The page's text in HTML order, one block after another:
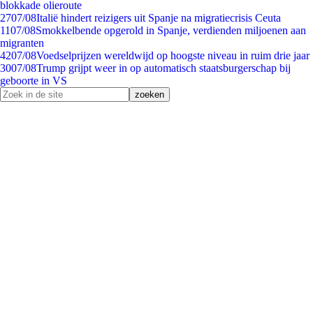
blokkade olieroute
2707/08Italië hindert reizigers uit Spanje na migratiecrisis Ceuta
1107/08Smokkelbende opgerold in Spanje, verdienden miljoenen aan
migranten
4207/08Voedselprijzen wereldwijd op hoogste niveau in ruim drie jaar
3007/08Trump grijpt weer in op automatisch staatsburgerschap bij
geboorte in VS